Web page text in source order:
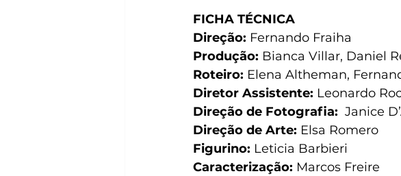
FICHA TÉCNICA
Direção: Fernando Fraiha
Produção: Bianca Villar, Daniel
Roteiro: Elena Altheman,
Diretor Assistente: Leonardo
Direção de Fotografia: Janice
Direção de Arte: Elsa Romero
Figurino: Leticia Barbieri
Caracterização: Marcos Freire